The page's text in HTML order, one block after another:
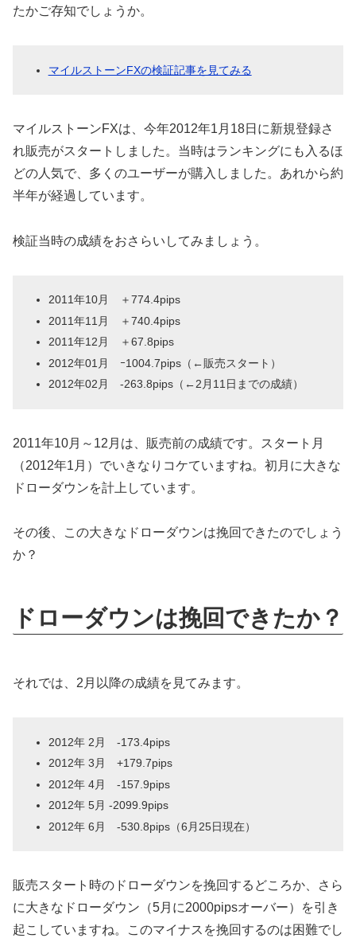
たかご存知でしょうか。
マイルストーンFXの検証記事を見てみる
マイルストーンFXは、今年2012年1月18日に新規登録さ
れ販売がスタートしました。当時はランキングにも入るほ
どの人気で、多くのユーザーが購入しました。あれから約
半年が経過しています。
検証当時の成績をおさらいしてみましょう。
2011年10月 ＋774.4pips
2011年11月 ＋740.4pips
2011年12月 ＋67.8pips
2012年01月 ｰ1004.7pips（←販売スタート）
2012年02月 -263.8pips（←2月11日までの成績）
2011年10月～12月は、販売前の成績です。スタート月
（2012年1月）でいきなりコケていますね。初月に大きな
ドローダウンを計上しています。
その後、この大きなドローダウンは挽回できたのでしょう
か？
ドローダウンは挽回できたか？
それでは、2月以降の成績を見てみます。
2012年 2月 -173.4pips
2012年 3月 +179.7pips
2012年 4月 -157.9pips
2012年 5月 -2099.9pips
2012年 6月 -530.8pips（6月25日現在）
販売スタート時のドローダウンを挽回するどころか、さら
に大きなドローダウン（5月に2000pipsオーバー）を引き
起こしていますね。このマイナスを挽回するのは困難でし